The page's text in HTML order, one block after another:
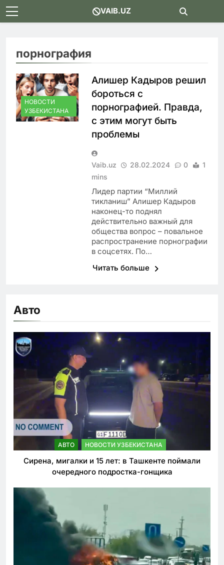
Skip
to
VAIB.UZ
порнография
НОВОСТИ
УЗБЕКИСТАНА
Алишер Кадыров решил
бороться с
порнографией. Правда,
с этим могут быть
проблемы
Vaib.uz 28.02.2024 0
1
mins
Лидер партии “Миллий
тикланиш” Алишер Кадыров
наконец-то поднял
действительно важный для
общества вопрос – повальное
распространение порнографии
в соцсетях. По…
Читать больше
Авто
АВТО НОВОСТИ УЗБЕКИСТАНА
Сирена, мигалки и 15 лет: в Ташкенте поймали
очередного подростка-гонщика